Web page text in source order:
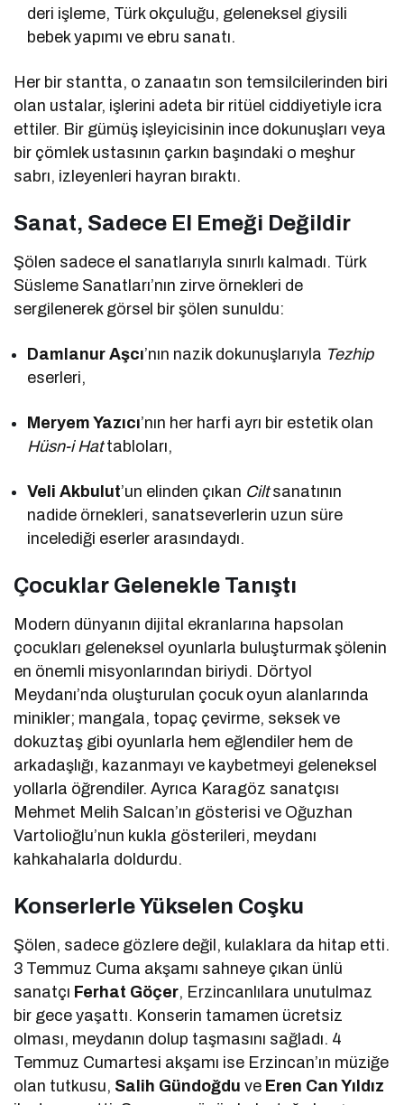
deri işleme, Türk okçuluğu, geleneksel giysili
bebek yapımı ve ebru sanatı.
Her bir stantta, o zanaatın son temsilcilerinden biri
olan ustalar, işlerini adeta bir ritüel ciddiyetiyle icra
ettiler. Bir gümüş işleyicisinin ince dokunuşları veya
bir çömlek ustasının çarkın başındaki o meşhur
sabrı, izleyenleri hayran bıraktı.
Sanat, Sadece El Emeği Değildir
Şölen sadece el sanatlarıyla sınırlı kalmadı. Türk
Süsleme Sanatları’nın zirve örnekleri de
sergilenerek görsel bir şölen sunuldu:
Damlanur Aşcı’nın nazik dokunuşlarıyla Tezhip
eserleri,
Meryem Yazıcı’nın her harfi ayrı bir estetik olan
Hüsn-i Hattabloları,
Veli Akbulut’un elinden çıkan Ciltsanatının
nadide örnekleri, sanatseverlerin uzun süre
incelediği eserler arasındaydı.
Çocuklar Gelenekle Tanıştı
Modern dünyanın dijital ekranlarına hapsolan
çocukları geleneksel oyunlarla buluşturmak şölenin
en önemli misyonlarından biriydi. Dörtyol
Meydanı’nda oluşturulan çocuk oyun alanlarında
minikler; mangala, topaç çevirme, seksek ve
dokuztaş gibi oyunlarla hem eğlendiler hem de
arkadaşlığı, kazanmayı ve kaybetmeyi geleneksel
yollarla öğrendiler. Ayrıca Karagöz sanatçısı
Mehmet Melih Salcan’ın gösterisi ve Oğuzhan
Vartolioğlu’nun kukla gösterileri, meydanı
kahkahalarla doldurdu.
Konserlerle Yükselen Coşku
Şölen, sadece gözlere değil, kulaklara da hitap etti.
3 Temmuz Cuma akşamı sahneye çıkan ünlü
sanatçı Ferhat Göçer, Erzincanlılara unutulmaz
bir gece yaşattı. Konserin tamamen ücretsiz
olması, meydanın dolup taşmasını sağladı. 4
Temmuz Cumartesi akşamı ise Erzincan’ın müziğe
olan tutkusu, Salih Gündoğdu ve Eren Can Yıldız